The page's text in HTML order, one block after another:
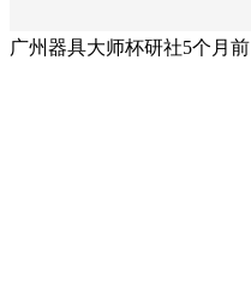
广州器具大师杯研社5个月前